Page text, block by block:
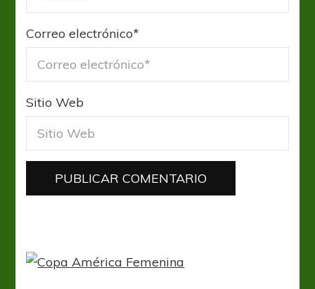
Correo electrónico*
Sitio Web